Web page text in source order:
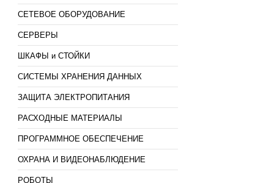
СЕТЕВОЕ ОБОРУДОВАНИЕ
СЕРВЕРЫ
ШКАФЫ и СТОЙКИ
СИСТЕМЫ ХРАНЕНИЯ ДАННЫХ
ЗАЩИТА ЭЛЕКТРОПИТАНИЯ
РАСХОДНЫЕ МАТЕРИАЛЫ
ПРОГРАММНОЕ ОБЕСПЕЧЕНИЕ
ОХРАНА И ВИДЕОНАБЛЮДЕНИЕ
РОБОТЫ